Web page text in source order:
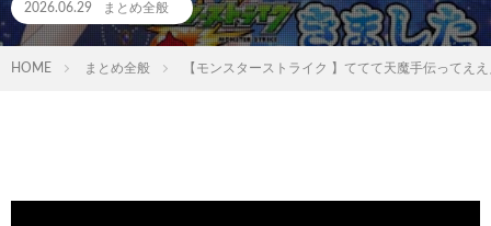
2026.06.29 まとめ全般
HOME まとめ全般 【モンスターストライク 】ててて天魔手伝ってえ